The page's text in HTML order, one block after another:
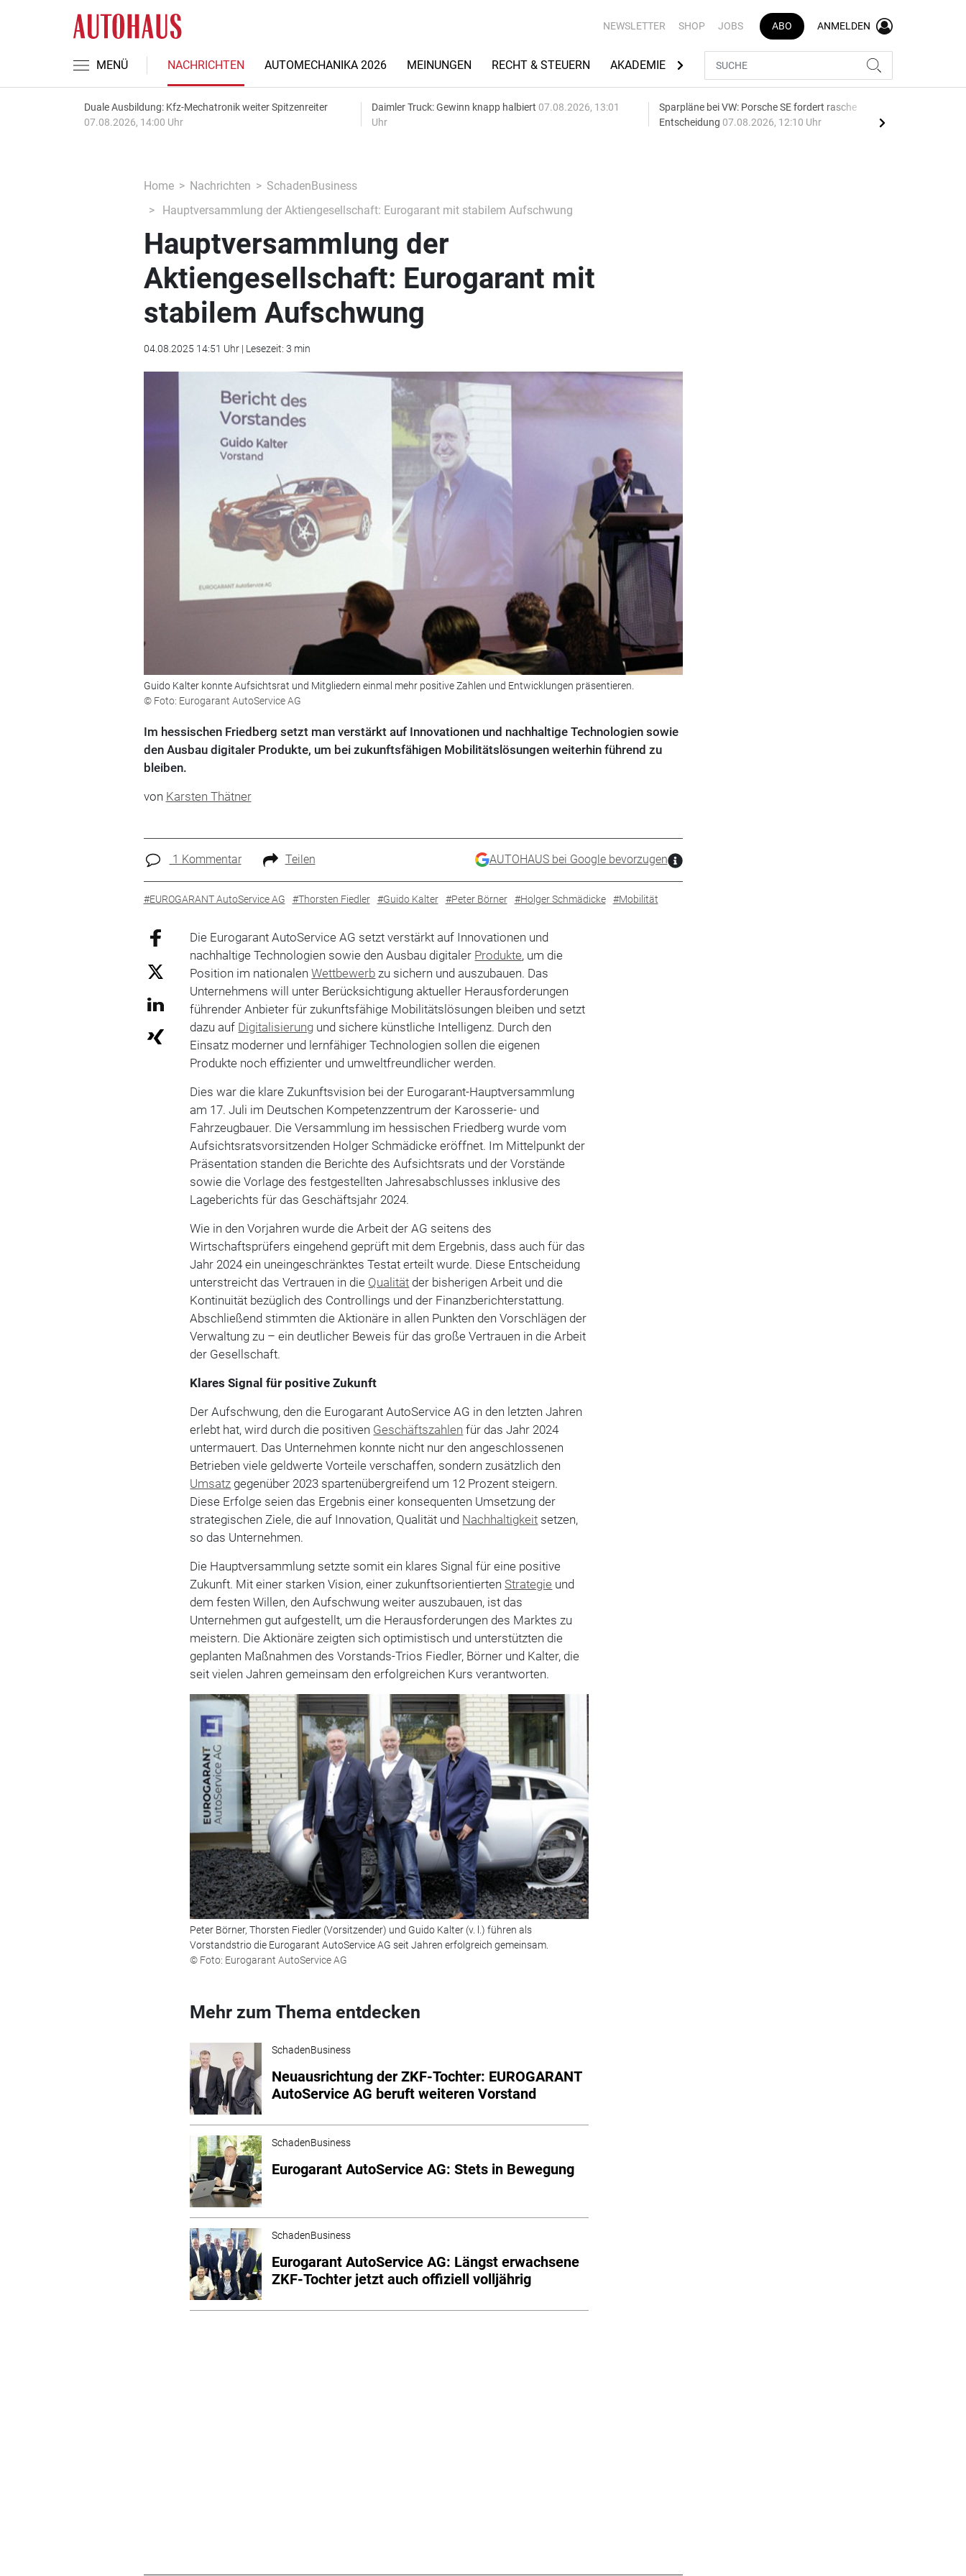
NEWSLETTER SHOP JOBS ABO ANMELDEN
MENÜ NACHRICHTEN AUTOMECHANIKA 2026 MEINUNGEN RECHT & STEUERN AKADEMIE AUTOMARKEN
Duale Ausbildung: Kfz-Mechatronik weiter Spitzenreiter
07.08.2026, 14:00 Uhr
Daimler Truck: Gewinn knapp halbiert 07.08.2026, 13:01
Uhr
Sparpläne bei VW: Porsche SE fordert rasche
Entscheidung 07.08.2026, 12:10 Uhr
Home Nachrichten
SchadenBusiness
Hauptversammlung der Aktiengesellschaft: Eurogarant mit stabilem Aufschwung
Hauptversammlung der
Aktiengesellschaft: Eurogarant mit
stabilem Aufschwung
04.08.2025 14:51 Uhr | Lesezeit: 3 min
Guido Kalter konnte ­Aufsichtsrat und ­Mitgliedern ­einmal mehr ­positive Zahlen und Entwicklungen präsentieren.
© Foto: Eurogarant AutoService AG
Im hessischen Friedberg setzt man verstärkt auf Innovationen und nachhaltige Technologien sowie
den Ausbau ­digitaler Produkte, um bei zukunftsfähigen Mobilitätslösungen weiterhin führend zu
bleiben.
von Karsten Thätner
1 Kommentar Teilen AUTOHAUS bei Google bevorzugen
#EUROGARANT AutoService AG #Thorsten Fiedler #Guido Kalter #Peter Börner #Holger Schmädicke #Mobilität
Die Eurogarant AutoService AG setzt verstärkt auf Innovationen und
nachhaltige Technologien sowie den Ausbau digitaler Produkte, um die
Position im nationalenWettbewerb zu sichern und auszubauen. Das
Unternehmens will unter Berücksichtigung aktueller Herausforderungen
führender Anbieter für zukunftsfähige Mobilitätslösungen bleiben und setzt
dazu auf Digitalisierung und sichere künstliche Intelligenz. Durch den
Einsatz moderner und lernfähiger Technologien sollen die eigenen
Produkte noch effizienter und umweltfreundlicher werden.
Dies war die klare Zukunftsvision bei der Eurogarant-Hauptversammlung
am 17. Juli im Deutschen Kompetenzzentrum der Karosserie- und
Fahrzeugbauer. Die Versammlung im hessischen Friedberg wurde vom
Aufsichtsratsvorsitzenden Holger Schmädicke eröffnet. Im Mittelpunkt der
Präsentation standen die Berichte des Aufsichtsrats und der Vorstände
sowie die Vorlage des festgestellten Jahresabschlusses inklusive des
Lageberichts für das Geschäftsjahr 2024.
Wie in den Vorjahren wurde die Arbeit der AG seitens des
Wirtschaftsprüfers eingehend geprüft mit dem Ergebnis, dass auch für das
Jahr 2024 ein uneingeschränktes Testat erteilt wurde. Diese Entscheidung
unterstreicht das Vertrauen in die Qualität der bisherigen Arbeit und die
Kontinuität bezüglich des Controllings und der Finanzberichterstattung.
Abschließend stimmten die Aktionäre in allen Punkten den Vorschlägen der
Verwaltung zu – ein deutlicher Beweis für das große Vertrauen in die Arbeit
der Gesellschaft.
Klares Signal für positive Zukunft
Der Aufschwung, den die Eurogarant AutoService AG in den letzten Jahren
erlebt hat, wird durch die positiven Geschäftszahlen für das Jahr 2024
untermauert. Das Unternehmen konnte nicht nur den angeschlossenen
Betrieben viele geldwerte Vorteile verschaffen, sondern zusätzlich den
Umsatz gegenüber 2023 spartenübergreifend um 12 Prozent steigern.
Diese Erfolge seien das Ergebnis einer konsequenten Umsetzung der
strategischen Ziele, die auf Innovation, Qualität und Nachhaltigkeit setzen,
so das Unternehmen.
Die Hauptversammlung setzte somit ein klares Signal für eine positive
Zukunft. Mit einer starken Vision, einer zukunftsorientierten Strategie und
dem festen Willen, den Aufschwung weiter auszubauen, ist das
Unternehmen gut aufgestellt, um die Herausforderungen des Marktes zu
meistern. Die Aktionäre zeigten sich optimistisch und unterstützten die
geplanten Maßnahmen des Vorstands-Trios Fiedler, Börner und Kalter, die
seit vielen Jahren gemeinsam den erfolgreichen Kurs verantworten.
Peter Börner, Thorsten Fiedler (Vorsitzender) und Guido Kalter (v. l.) führen als
Vorstandstrio die Eurogarant AutoService AG seit Jahren erfolgreich gemeinsam.
© Foto: Eurogarant AutoService AG
Mehr zum Thema entdecken
SchadenBusiness
Neuausrichtung der ZKF-Tochter: EUROGARANT
AutoService AG beruft weiteren Vorstand
SchadenBusiness
Eurogarant AutoService AG: Stets in Bewegung
SchadenBusiness
Eurogarant AutoService AG: Längst erwachsene
ZKF-Tochter jetzt auch offiziell volljährig